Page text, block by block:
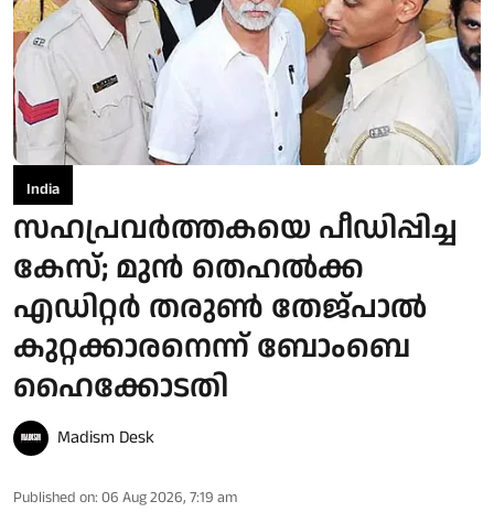
India
സഹപ്രവർത്തകയെ പീഡിപ്പിച്ച
കേസ്; മുൻ തെഹൽക്ക
എഡിറ്റർ തരുൺ തേജ്പാൽ
കുറ്റക്കാരനെന്ന് ബോംബെ
ഹൈക്കോടതി
Madism Desk
Published on: 06 Aug 2026, 7:19 am